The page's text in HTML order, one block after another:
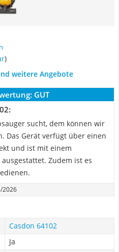
)
weitere Angebote
GUT
sucht, dem können wir
Das Gerät verfügt über einen
und ist mit einem
Zudem ist es
2026
Casdon 64102
Ja